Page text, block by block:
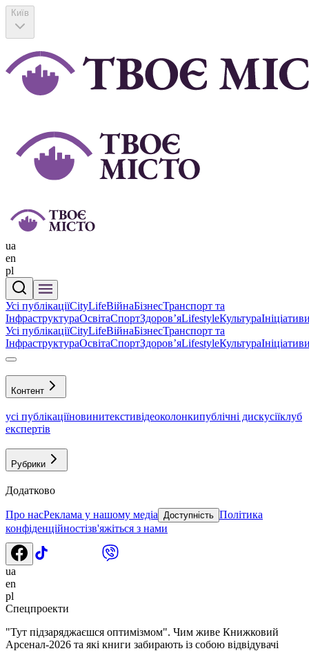
Київ
ua
en
pl
Усі публікаціїCityLifeВійнаБізнесТранспорт та
ІнфраструктураОсвітаСпортЗдоровʼяLifestyleКультура
Усі публікаціїCityLifeВійнаБізнесТранспорт та
ІнфраструктураОсвітаСпортЗдоровʼяLifestyleКультура
Контент
усі публікаціїновинитекстивідеоколонкипублічні дискусіїклуб
експертів
Рубрики
Додатково
Про насРеклама у нашому медіа Доступність Політика
конфіденційностізв'яжіться з нами
ua
en
pl
Спецпроекти
"Тут підзаряджаєшся оптимізмом". Чим живе Книжковий
Арсенал-2026 та які книги забирають із собою відвідувачі